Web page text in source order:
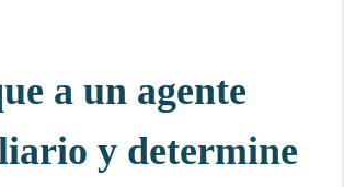
a un agente
y determine